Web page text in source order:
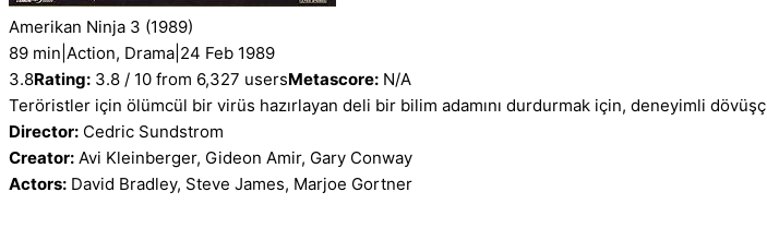
Amerikan Ninja 3 (1989)
89 min Action, Drama 24 Feb 1989
3.8Rating: 3.8 / 10 from 6,327 usersMetascore: N/A
Teröristler için ölümcül bir virüs hazırlayan deli bir bilim adamını durdurmak için, deneyimli
Director: Cedric Sundstrom
Creator: Avi Kleinberger, Gideon Amir, Gary Conway
Actors: David Bradley, Steve James, Marjoe Gortner